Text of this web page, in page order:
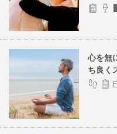
心を無
ち良く